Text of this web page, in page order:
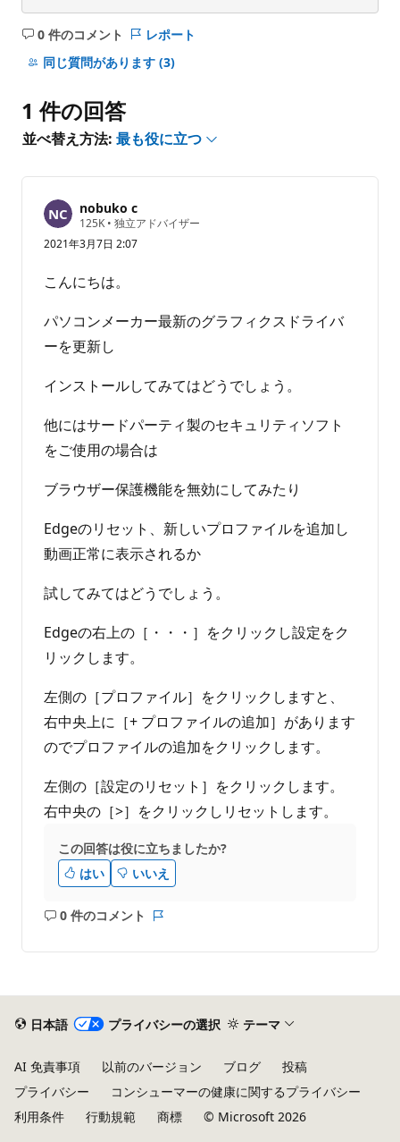
0 件のコメント
コ
メ
は
あ
ま
ん
レポート
同じ質問があります (3)
1 件の回答
並べ替え方法: 最も役に立つ
nobuko c
125K 評
価
の
イ
ン
• 独立アドバイザー
2021年3月7日 2:07
こんにちは。
パソコンメーカー最新のグラフィクスドライバ
ーを更新し
インストールしてみてはどうでしょう。
他にはサードパーティ製のセキュリティソフト
をご使用の場合は
ブラウザー保護機能を無効にしてみたり
Edgeのリセット、新しいプロファイルを追加し
動画正常に表示されるか
試してみてはどうでしょう。
Edgeの右上の［・・・］をクリックし設定をク
リックします。
左側の［プロファイル］をクリックしますと、
右中央上に［+ プロファイルの追加］があります
のでプロファイルの追加をクリックします。
左側の［設定のリセット］をクリックします。
右中央の［>］をクリックしリセットします。
この回答は役に立ちましたか?
はい
いいえ
0 件のコメント
コ
は
あ
り
せ
日本語 プライバシーの選択 テーマ
AI 免責事項 以前のバージョン ブログ
投稿
プライバシー
コンシューマーの健康に関するプライバシー
利用条件
行動規範 商標 © Microsoft 2026